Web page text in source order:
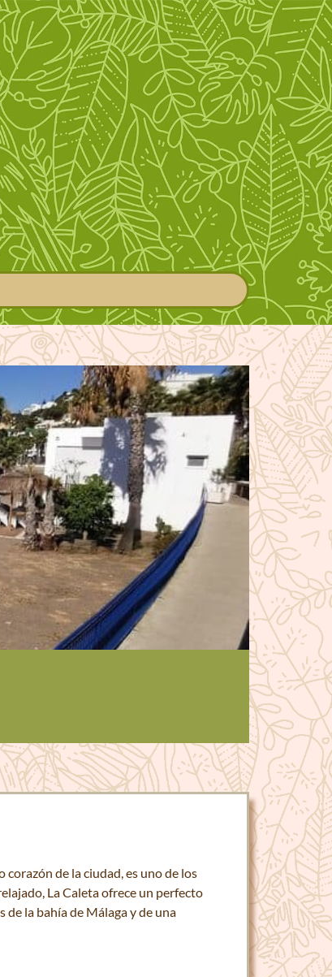
corazón de la ciudad, es uno de los
La Caleta ofrece un perfecto
la bahía de Málaga y de una